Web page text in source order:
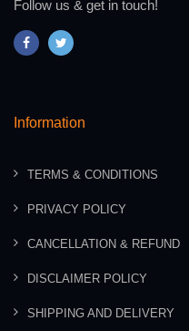
Follow us & get in touch!
Information
TERMS & CONDITIONS
PRIVACY POLICY
CANCELLATION & REFUND
DISCLAIMER POLICY
SHIPPING AND DELIVERY